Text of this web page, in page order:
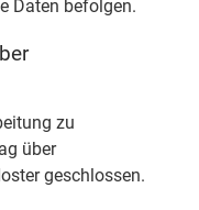
Daten befolgen.
zu
über
geschlossen.